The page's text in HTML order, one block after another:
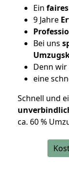
Ein
9 Jahre
Bei uns
Denn wir
eine
Schnell und
ca. 60 %